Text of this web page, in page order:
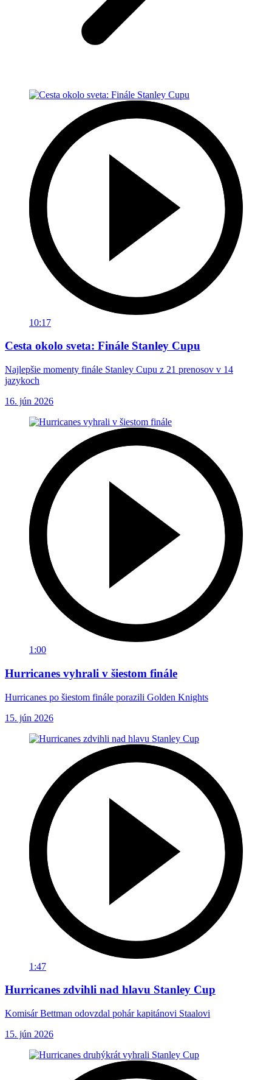
10:17
Cesta okolo sveta: Finále Stanley Cupu
Najlepšie momenty finále Stanley Cupu z 21 prenosov v 14
jazykoch
16. jún 2026
1:00
Hurricanes vyhrali v šiestom finále
Hurricanes po šiestom finále porazili Golden Knights
15. jún 2026
1:47
Hurricanes zdvihli nad hlavu Stanley Cup
Komisár Bettman odovzdal pohár kapitánovi Staalovi
15. jún 2026